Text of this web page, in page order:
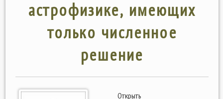
астрофизике, имеющих
только численное
решение
Открыть